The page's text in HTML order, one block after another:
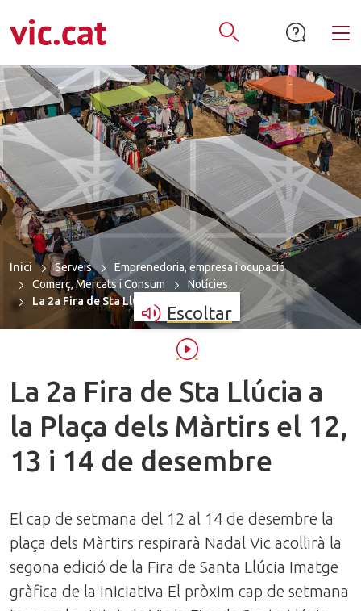
al contingut
a la navegació
de contacte
Obrir Cercador
Escoltar
Inici Serveis
Emprenedoria, empresa i ocupació
Comerç, Mercats i Consum
Notícies
La 2a Fira de Sta Llúcia a la Plaça del…
La 2a Fira de Sta Llúcia a
la Plaça dels Màrtirs el 12,
13 i 14 de desembre
El cap de setmana del 12 al 14 de desembre la
plaça dels Màrtirs respirarà Nadal Vic acollirà la
segona edició de la Fira de Santa Llúcia Imatge
gràfica de la iniciativa El pròxim cap de setmana